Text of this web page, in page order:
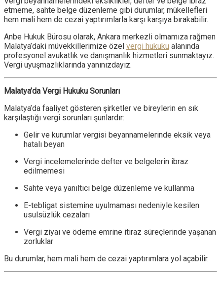
etmeme, sahte belge düzenleme gibi durumlar, mükellefleri
hem mali hem de cezai yaptırımlarla karşı karşıya bırakabilir.
Anbe Hukuk Bürosu olarak, Ankara merkezli olmamıza rağmen
Malatya’daki müvekkillerimize özel vergi hukuku alanında
profesyonel avukatlık ve danışmanlık hizmetleri sunmaktayız.
Vergi uyuşmazlıklarında yanınızdayız.
Malatya’da Vergi Hukuku Sorunları
Malatya’da faaliyet gösteren şirketler ve bireylerin en sık
karşılaştığı vergi sorunları şunlardır:
Gelir ve kurumlar vergisi beyannamelerinde eksik veya
hatalı beyan
Vergi incelemelerinde defter ve belgelerin ibraz
edilmemesi
Sahte veya yanıltıcı belge düzenleme ve kullanma
E-tebligat sistemine uyulmaması nedeniyle kesilen
usulsüzlük cezaları
Vergi ziyaı ve ödeme emrine itiraz süreçlerinde yaşanan
zorluklar
Bu durumlar, hem mali hem de cezai yaptırımlara yol açabilir.